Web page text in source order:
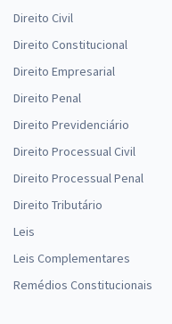
Direito Civil
Direito Constitucional
Direito Empresarial
Direito Penal
Direito Previdenciário
Direito Processual Civil
Direito Processual Penal
Direito Tributário
Leis
Leis Complementares
Remédios Constitucionais